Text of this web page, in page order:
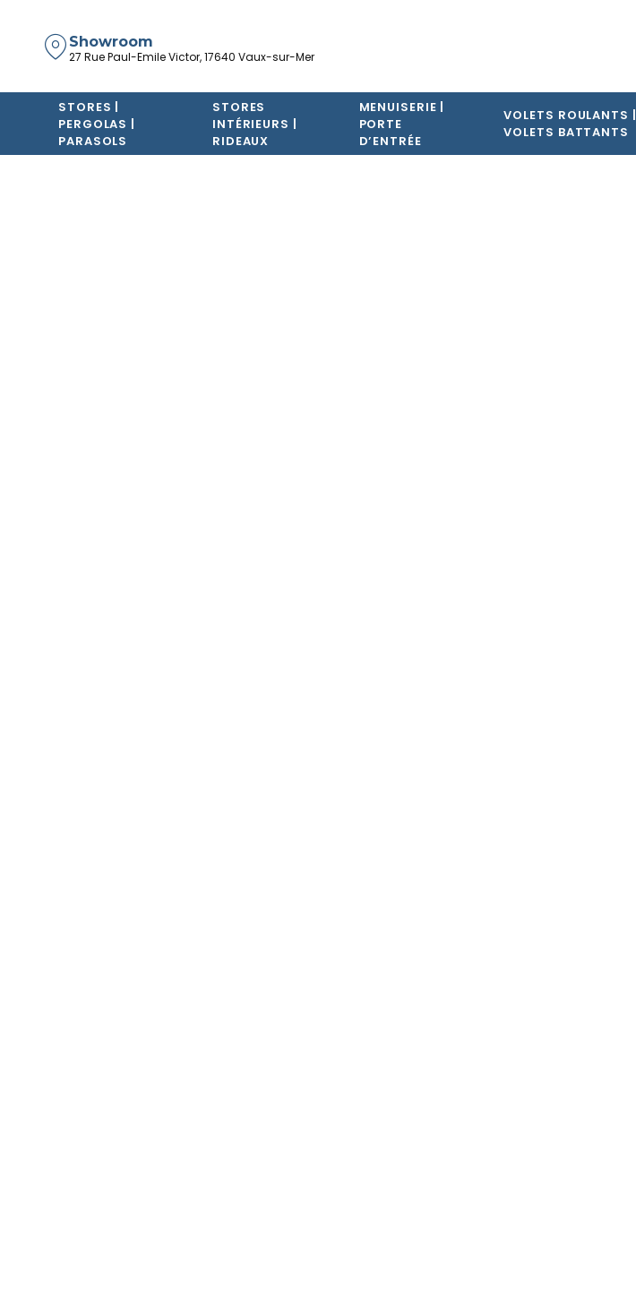
Showroom
27 Rue Paul-Emile Victor, 17640 Vaux-sur-Mer
STORES |
PERGOLAS |
PARASOLS
STORES
INTÉRIEURS |
RIDEAUX
MENUISERIE |
PORTE
D’ENTRÉE
VOLETS ROULANTS |
VOLETS BATTANTS